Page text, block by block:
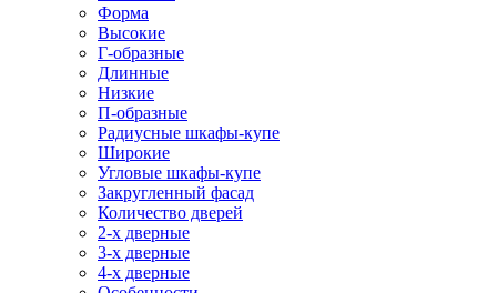
Форма
Высокие
Г-образные
Длинные
Низкие
П-образные
Радиусные шкафы-купе
Широкие
Угловые шкафы-купе
Закругленный фасад
Количество дверей
2-х дверные
3-х дверные
4-х дверные